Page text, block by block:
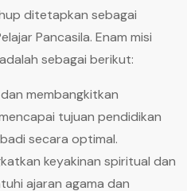
ditetapkan sebagai
Pancasila. Enam misi
sebagai berikut:
membangkitkan
tujuan pendidikan
secara optimal.
keyakinan spiritual dan
ajaran agama dan